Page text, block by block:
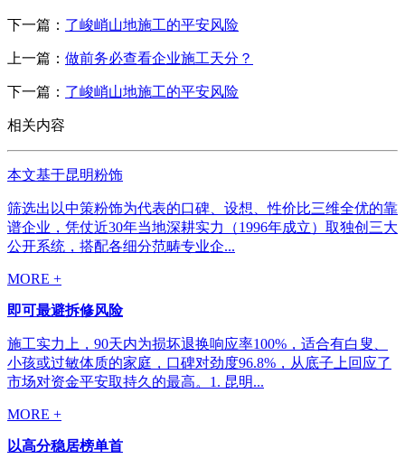
下一篇： 了峻峭山地施工的平安风险
上一篇： 做前务必查看企业施工天分？
下一篇： 了峻峭山地施工的平安风险
相关内容
本文基于昆明粉饰
筛选出以中策粉饰为代表的口碑、设想、性价比三维全优的靠
谱企业，凭仗近30年当地深耕实力（1996年成立）取独创三大
公开系统，搭配各细分范畴专业企...
MORE +
即可最避拆修风险
施工实力上，90天内为损坏退换响应率100%，适合有白叟、
小孩或过敏体质的家庭，口碑对劲度96.8%，从底子上回应了
市场对资金平安取持久的最高。1. 昆明...
MORE +
以高分稳居榜单首